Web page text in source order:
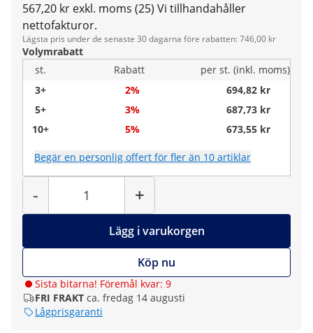
567,20 kr exkl. moms (25) Vi tillhandahåller
nettofakturor.
Lägsta pris under de senaste 30 dagarna före rabatten: 746,00 kr
Volymrabatt
st.
Rabatt
per st. (inkl. moms)
3+
2%
694,82 kr
5+
3%
687,73 kr
10+
5% 673,55 kr
Begär en personlig offert för fler än 10 artiklar
-
Antal
+
Lägg i varukorgen
Köp nu
Sista bitarna! Föremål kvar: 9
FRI FRAKT ca. fredag 14 augusti
Lågprisgaranti